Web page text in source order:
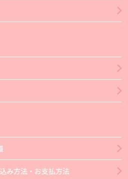
み方法・お支払方法